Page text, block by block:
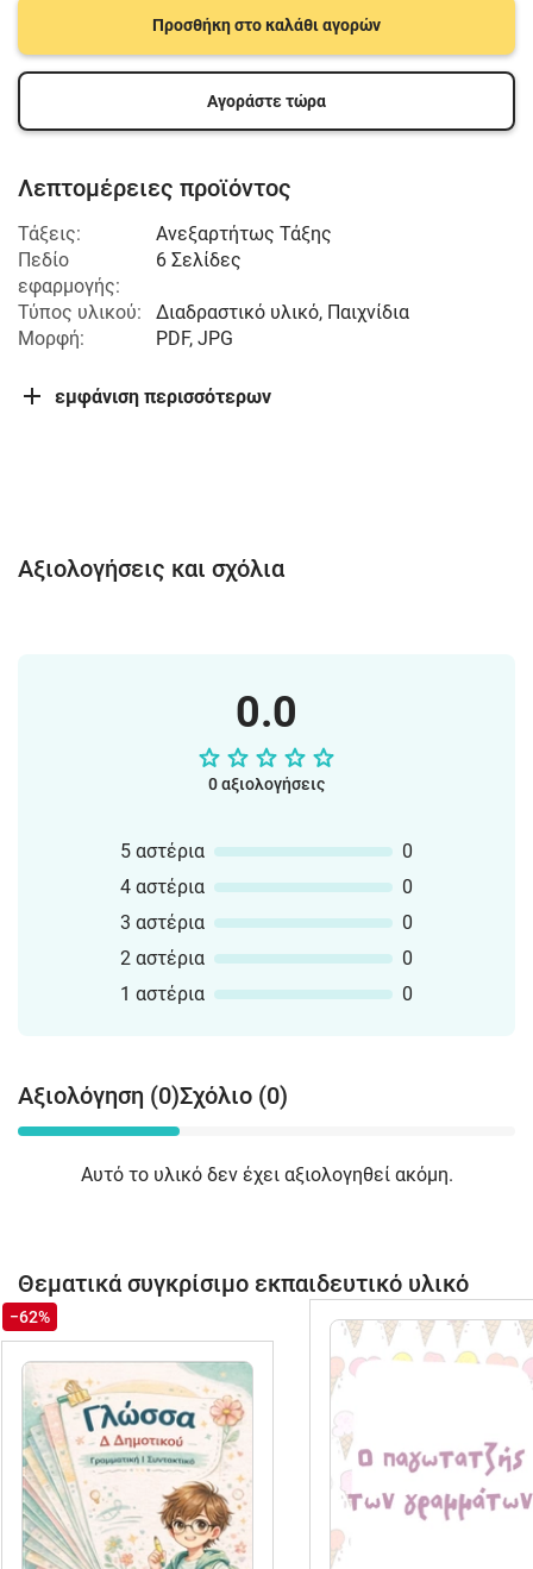
Προσθήκη στο καλάθι αγορών
Αγοράστε τώρα
Λεπτομέρειες προϊόντος
Τάξεις:
Ανεξαρτήτως Τάξης
Πεδίο
εφαρμογής:
6 Σελίδες
Τύπος υλικού:
Διαδραστικό υλικό, Παιχνίδια
Μορφή:
PDF, JPG
εμφάνιση περισσότερων
Αξιολογήσεις και σχόλια
0.0
0 αξιολογήσεις
5 αστέρια
0
4 αστέρια
0
3 αστέρια
0
2 αστέρια
0
1 αστέρια
0
Αξιολόγηση (0)Σχόλιο (0)
Αυτό το υλικό δεν έχει αξιολογηθεί ακόμη.
Θεματικά συγκρίσιμο εκπαιδευτικό υλικό
−62%